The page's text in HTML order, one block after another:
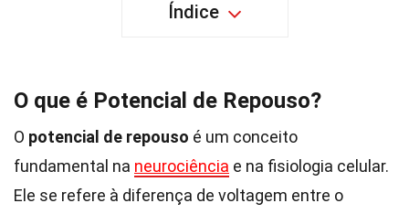
Índice
O que é Potencial de Repouso?
O potencial de repouso é um conceito
fundamental na neurociência e na fisiologia celular.
Ele se refere à diferença de voltagem entre o